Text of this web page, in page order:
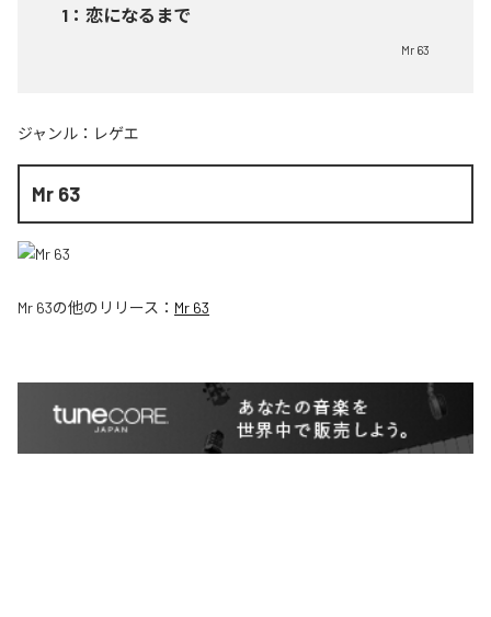
1 ： 恋になるまで
Mr 63
ジャンル： レゲエ
Mr 63
Mr 63の他のリリース： Mr 63